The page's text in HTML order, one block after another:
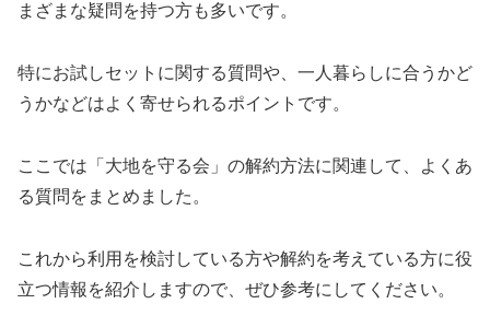
まざまな疑問を持つ方も多いです。
特にお試しセットに関する質問や、一人暮らしに合うかど
うかなどはよく寄せられるポイントです。
ここでは「大地を守る会」の解約方法に関連して、よくあ
る質問をまとめました。
これから利用を検討している方や解約を考えている方に役
立つ情報を紹介しますので、ぜひ参考にしてください。